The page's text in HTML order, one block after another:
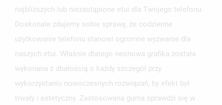
najbliższych lub niezastąpione etui dla Twojego telefonu.
Doskonale zdajemy sobie sprawę, że codzienne
użytkowanie telefonu stanowi ogromne wyzwanie dla
naszych etui. Właśnie dlatego neonowa grafika została
wykonana z dbałością o każdy szczegół przy
wykorzystaniu nowoczesnych rozwiązań, by efekt był
trwały i estetyczny. Zastosowana guma sprawdzi się w